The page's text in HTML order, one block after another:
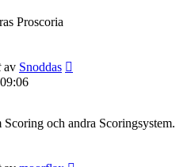
Proscoria
av Snoddas
inlägget
och andra Scoringsystem.